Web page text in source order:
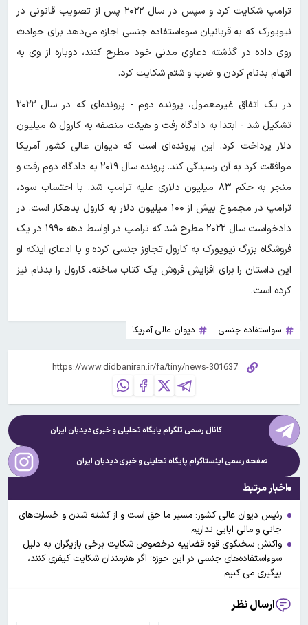
ترامپ شکایت کرد و سپس در سال ۲۰۲۲ پس از تصویب قانونی در
نیویورک که به قربانیان سوءاستفاده جنسی اجازه می‌دهد برای حوادث
روی داده در گذشته دعاوی مدنی خود مطرح کنند، دوباره از وی به
اتهام بدنام کردن و ضرب و شتم شکایت کرد.
در یک اتفاق غیرمعمول، پرونده دوم - پرونده‌ای که در سال ۲۰۲۲
تشکیل شد - ابتدا به دادگاه رفت و هیئت منصفه به کارول ۵ میلیون
دلار پرداخت کرد. این پرونده‌ای است که دیوان عالی کشور آمریکا
موافقت کرد به آن رسیدگی کند. پرونده سال ۲۰۱۹ به دادگاه دوم رفت و
منجر به حکم ۸۳ میلیون دلاری علیه ترامپ شد. با احتساب سود،
ترامپ در مجموع بیش از ۱۰۰ میلیون دلار به کارول بدهکار است. در
دادخواست سال ۲۰۲۲ مطرح شد که ترامپ در اواسط دهه ۱۹۹۰ در یک
فروشگاه بزرگ نیویورک به کارول تجاوز جنسی کرده و با ادعای اینکه او
این داستان را برای افزایش فروش یک کتاب ساخته، کارول را بدنام نیز
کرده است.
سواستفاده جنسی دیوان عالی آمریکا
کانال رسمی تلگرام پایگاه تحلیلی و خبریدیدبان ایران
صفحه رسمی اینستاگرام پایگاه تحلیلی و خبریدیدبان ایران
اخبار مرتبط
رئیس دیوان عالی کشور: مسیر ما حق است و از کشته شدن و خسارت‌های
جانی و مالی ابایی نداریم
واکنش سخنگوی قوه قضاییه درخصوص شکایت برخی بازیگران به دلیل
سوءاستفاده‌های جنسی در این حوزه؛ اگر هنرمندان شکایت کیفری کنند،
پیگیری می کنیم
ارسال نظر